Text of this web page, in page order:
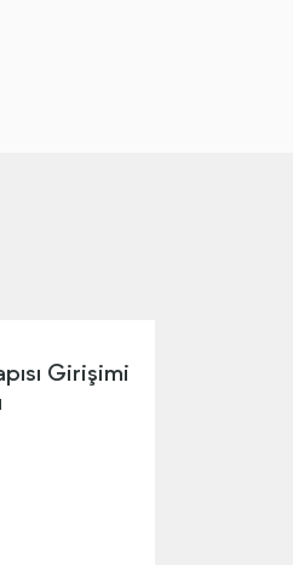
Girişimi